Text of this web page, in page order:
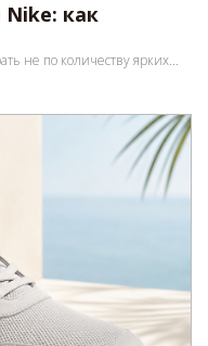
Nike: как
не по количеству ярких...